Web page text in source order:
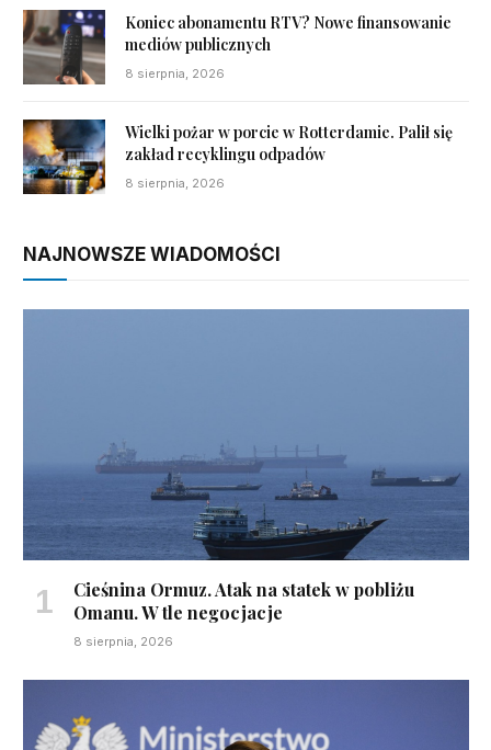
Koniec abonamentu RTV? Nowe finansowanie
mediów publicznych
8 sierpnia, 2026
Wielki pożar w porcie w Rotterdamie. Palił się
zakład recyklingu odpadów
8 sierpnia, 2026
NAJNOWSZE WIADOMOŚCI
Cieśnina Ormuz. Atak na statek w pobliżu
Omanu. W tle negocjacje
8 sierpnia, 2026